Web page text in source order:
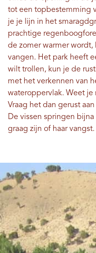
tot een topbestemming
je je lijn in het
prachtige
de zomer warmer wordt,
vangen. Het park heeft
wilt trollen, kun je de
met het verkennen van
wateroppervlak. Weet je
Vraag het dan gerust
De vissen springen
graag zijn of haar vangst.